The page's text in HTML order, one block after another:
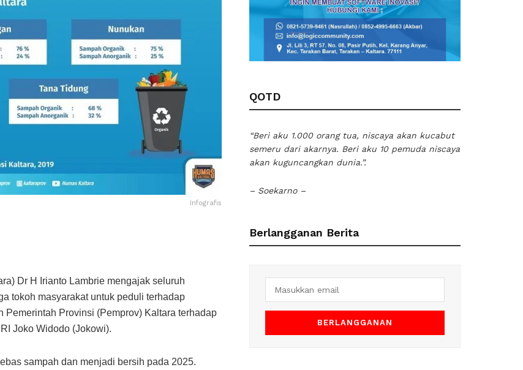
Infografis
Dr H Irianto Lambrie mengajak seluruh
tokoh masyarakat untuk peduli terhadap
Provinsi (Pemprov) Kaltara terhadap
Joko Widodo (Jokowi).
sampah dan menjadi bersih pada 2025.
QOTD
“Beri aku 1.000 orang tua, niscaya akan kucabut
semeru dari akarnya. Beri aku 10 pemuda niscaya
akan kuguncangkan dunia.”.
– Soekarno –
Berlangganan Berita